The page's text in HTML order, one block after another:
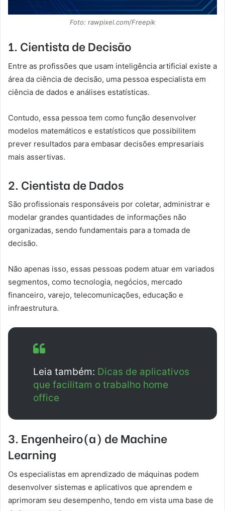
Foto: rawpixel.com/Freepik
1. Cientista de Decisão
Entre as profissões que usam inteligência artificial existe a
área da ciência de decisão, uma pessoa especialista em
ciência de dados e análises estatísticas.
Contudo, essa pessoa tem como função desenvolver
modelos matemáticos e estatísticos que possibilitem
prever resultados para embasar decisões empresariais
mais assertivas.
2. Cientista de Dados
São profissionais responsáveis por coletar, administrar e
modelar grandes quantidades de informações não
organizadas, sendo fundamentais para a tomada de
decisão.
Não apenas isso, essas pessoas podem atuar em variados
segmentos, como tecnologia, negócios, mercado
financeiro, varejo, telecomunicações, educação e
infraestrutura.
Leia também: Dicas de aplicativos
que facilitam o trabalho home
office
3. Engenheiro(a) de Machine
Learning
Os especialistas em aprendizado de máquinas podem
desenvolver sistemas e aplicativos que aprendem e
aprimoram seu desempenho, tendo em vista uma base de